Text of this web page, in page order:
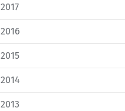
2017
2016
2015
2014
2013